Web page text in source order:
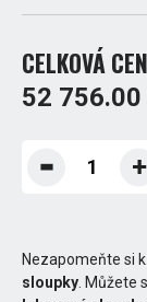
CELKOVÁ
52 756.00
Nezapomeňte si
sloupky . Můžete